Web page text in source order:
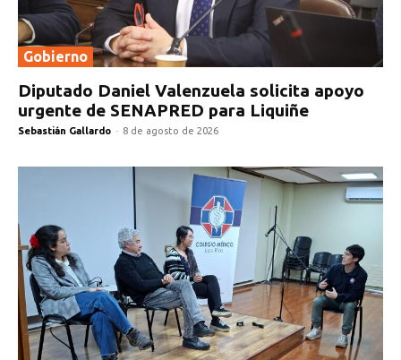
Gobierno
Diputado Daniel Valenzuela solicita apoyo
urgente de SENAPRED para Liquiñe
Sebastián Gallardo - 8 de agosto de 2026